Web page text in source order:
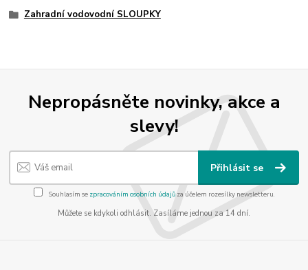
Zahradní vodovodní SLOUPKY
Nepropásněte novinky, akce a
slevy!
Přihlásit se
Souhlasím se zpracováním osobních údajůza účelem rozesílky newsletteru.
Můžete se kdykoli odhlásit. Zasíláme jednou za 14 dní.